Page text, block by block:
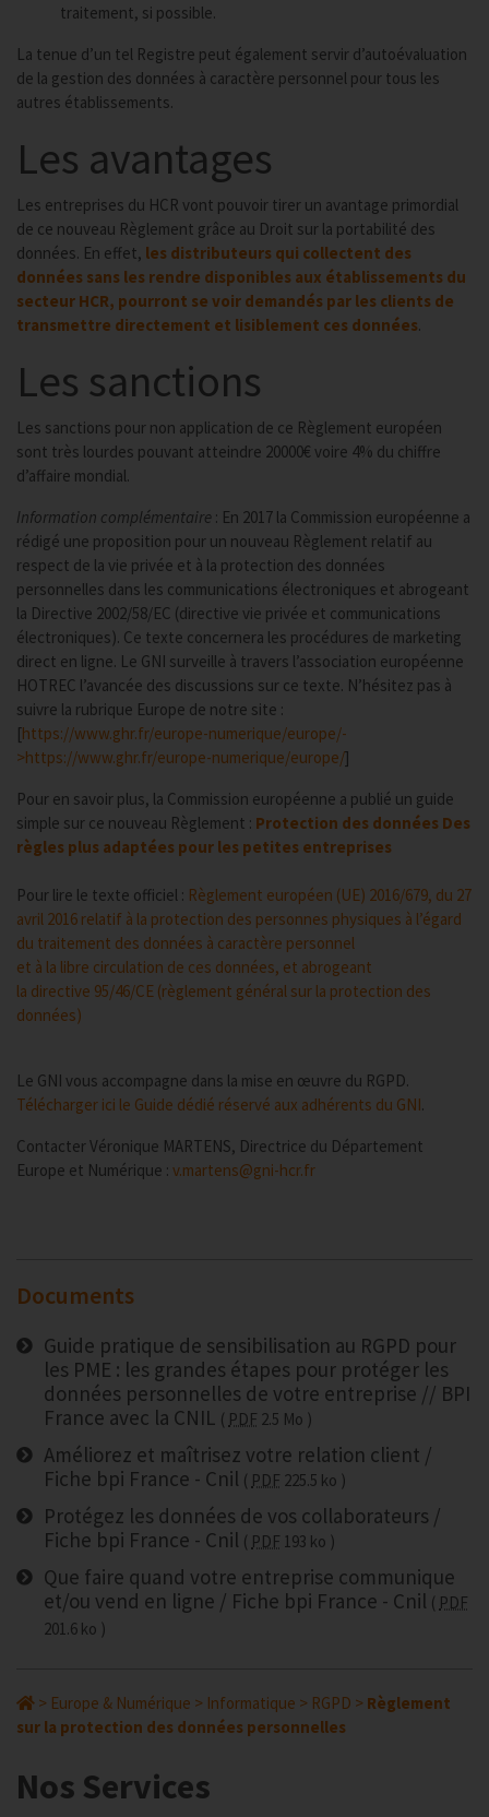
traitement, si possible.
La tenue d’un tel Registre peut également servir d’autoévaluation
de la gestion des données à caractère personnel pour tous les
autres établissements.
Les avantages
Les entreprises du HCR vont pouvoir tirer un avantage primordial
de ce nouveau Règlement grâce au Droit sur la portabilité des
données. En effet, les distributeurs qui collectent des
données sans les rendre disponibles aux établissements du
secteur HCR, pourront se voir demandés par les clients de
transmettre directement et lisiblement ces données.
Les sanctions
Les sanctions pour non application de ce Règlement européen
sont très lourdes pouvant atteindre 20000€ voire 4% du chiffre
d’affaire mondial.
Information complémentaire : En 2017 la Commission européenne a
rédigé une proposition pour un nouveau Règlement relatif au
respect de la vie privée et à la protection des données
personnelles dans les communications électroniques et abrogeant
la Directive 2002/58/EC (directive vie privée et communications
électroniques). Ce texte concernera les procédures de marketing
direct en ligne. Le GNI surveille à travers l’association européenne
HOTREC l’avancée des discussions sur ce texte. N’hésitez pas à
suivre la rubrique Europe de notre site :
[https://www.ghr.fr/europe-numerique/europe/-
>https://www.ghr.fr/europe-numerique/europe/]
Pour en savoir plus, la Commission européenne a publié un guide
simple sur ce nouveau Règlement : Protection des données Des
règles plus adaptées pour les petites entreprises
Pour lire le texte officiel : Règlement européen (UE) 2016/679, du 27
avril 2016 relatif à la protection des personnes physiques à l’égard
du traitement des données à caractère personnel
et à la libre circulation de ces données, et abrogeant
la directive 95/46/CE (règlement général sur la protection des
données)
Le GNI vous accompagne dans la mise en œuvre du RGPD.
Télécharger ici le Guide dédié réservé aux adhérents du GNI.
Contacter Véronique MARTENS, Directrice du Département
Europe et Numérique : v.martens@gni-hcr.fr
Documents
Guide pratique de sensibilisation au RGPD pour
les PME : les grandes étapes pour protéger les
données personnelles de votre entreprise // BPI
France avec la CNIL
PDF 2.5 Mo
Améliorez et maîtrisez votre relation client /
Fiche bpi France - Cnil
PDF 225.5 ko
Protégez les données de vos collaborateurs /
Fiche bpi France - Cnil
PDF 193 ko
Que faire quand votre entreprise communique
et/ou vend en ligne / Fiche bpi France - Cnil
PDF
201.6 ko
> Europe & Numérique > Informatique > RGPD > Règlement
sur la protection des données personnelles
Nos Services